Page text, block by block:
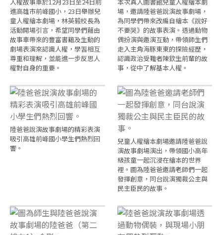
進高雄市前峰國小，23日舉辦兒
童人權繪本劇場，林英毅校長為
活動開場引言，希望同學們藉由
故事車帶來的豐富書籍及生動的
劇場表演來認識人權，學習相互
尊重和理解，並能進一步反思人
權對自身的重要。
場，邀請陸爸爸說演故事劇場，
為同學們帶來改編自繪本《說好
不要哭》的故事表演。透過動物
偶扮演與邀演互動，帶領師生們
走入主角海豚東東的探險經歷，
認識政治受難者陳欽生前輩的故
事，從中了解基本人權。
陸爸爸說演故事劇場的精彩表演
吸引高雄前峰國小學生們熱烈回
響。
兒童人權繪本劇場邀請陸爸爸說
演故事劇場演出，帶領國小高年
級孩童一起沉浸在繪本的世界
裡。圖為陸爸爸邀請老師們一起
發揮創意，同台說演獨裁公主與
民主臣民的故事。